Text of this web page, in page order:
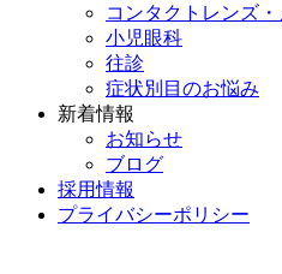
コンタクトレンズ
小児眼科
往診
症状別目のお悩み
新着情報
お知らせ
ブログ
採用情報
プライバシーポリシー